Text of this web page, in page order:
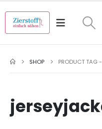
SHOP PRODUCT TAG